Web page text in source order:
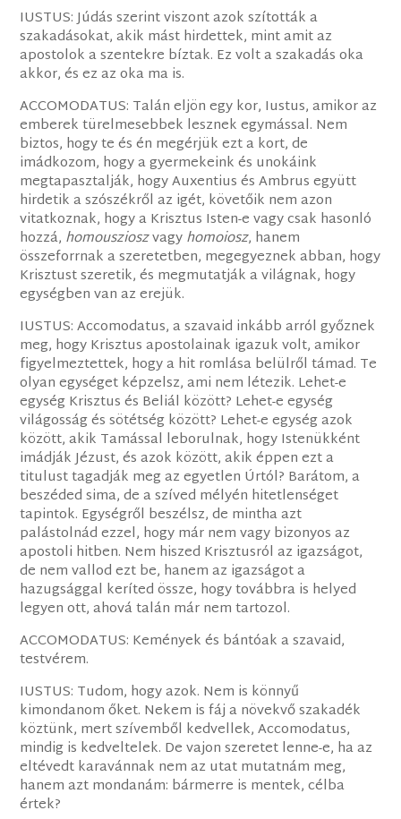
IUSTUS: Júdás szerint viszont azok szították a
szakadásokat, akik mást hirdettek, mint amit az
apostolok a szentekre bíztak. Ez volt a szakadás oka
akkor, és ez az oka ma is.
ACCOMODATUS: Talán eljön egy kor, Iustus, amikor az
emberek türelmesebbek lesznek egymással. Nem
biztos, hogy te és én megérjük ezt a kort, de
imádkozom, hogy a gyermekeink és unokáink
megtapasztalják, hogy Auxentius és Ambrus együtt
hirdetik a szószékről az igét, követőik nem azon
vitatkoznak, hogy a Krisztus Isten-e vagy csak hasonló
hozzá, homouszioszvagyhomoiosz, hanem
összeforrnak a szeretetben, megegyeznek abban, hogy
Krisztust szeretik, és megmutatják a világnak, hogy
egységben van az erejük.
IUSTUS: Accomodatus, a szavaid inkább arról győznek
meg, hogy Krisztus apostolainak igazuk volt, amikor
figyelmeztettek, hogy a hit romlása belülről támad. Te
olyan egységet képzelsz, ami nem létezik. Lehet-e
egység Krisztus és Beliál között? Lehet-e egység
világosság és sötétség között? Lehet-e egység azok
között, akik Tamással leborulnak, hogy Istenükként
imádják Jézust, és azok között, akik éppen ezt a
titulust tagadják meg az egyetlen Úrtól? Barátom, a
beszéded sima, de a szíved mélyén hitetlenséget
tapintok. Egységről beszélsz, de mintha azt
palástolnád ezzel, hogy már nem vagy bizonyos az
apostoli hitben. Nem hiszed Krisztusról az igazságot,
de nem vallod ezt be, hanem az igazságot a
hazugsággal keríted össze, hogy továbbra is helyed
legyen ott, ahová talán már nem tartozol.
ACCOMODATUS: Kemények és bántóak a szavaid,
testvérem.
IUSTUS: Tudom, hogy azok. Nem is könnyű
kimondanom őket. Nekem is fáj a növekvő szakadék
köztünk, mert szívemből kedvellek, Accomodatus,
mindig is kedveltelek. De vajon szeretet lenne-e, ha az
eltévedt karavánnak nem az utat mutatnám meg,
hanem azt mondanám: bármerre is mentek, célba
értek?